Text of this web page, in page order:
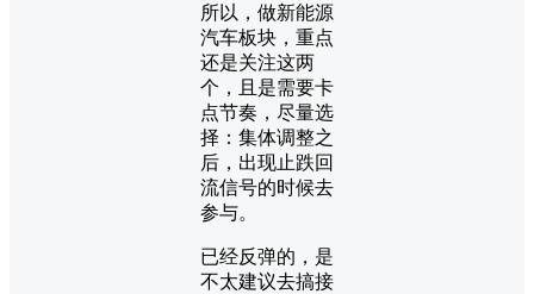
所以，做新能源
汽车板块，重点
还是关注这两
个，且是需要卡
点节奏，尽量选
择：集体调整之
后，出现止跌回
流信号的时候去
参与。
已经反弹的，是
不太建议去搞接